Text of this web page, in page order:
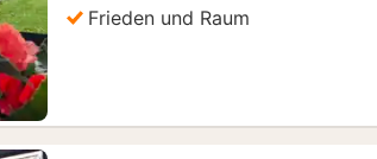
Frieden und Raum